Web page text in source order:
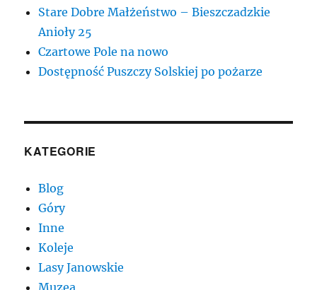
Stare Dobre Małżeństwo – Bieszczadzkie
Anioły 25
Czartowe Pole na nowo
Dostępność Puszczy Solskiej po pożarze
KATEGORIE
Blog
Góry
Inne
Koleje
Lasy Janowskie
Muzea